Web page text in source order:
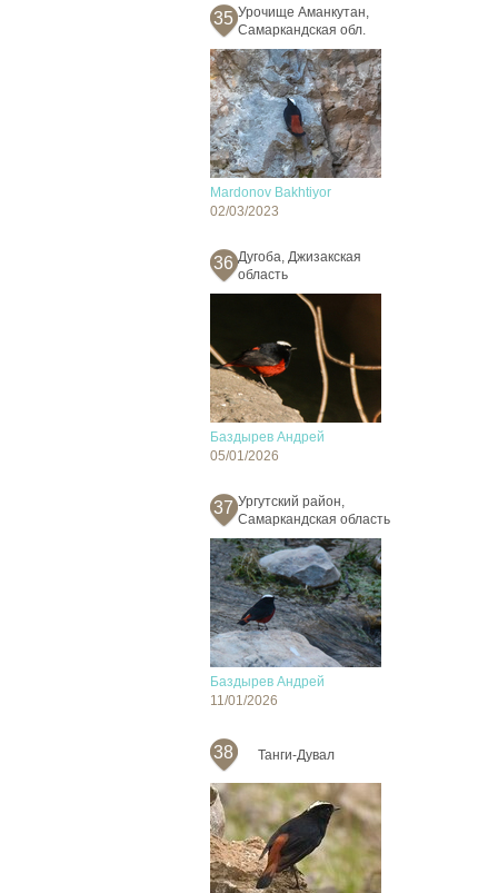
35 Урочище Аманкутан,
Самаркандская обл.
Mardonov Bakhtiyor
02/03/2023
36 Дугоба, Джизакская
область
Баздырев Андрей
05/01/2026
37 Ургутский район,
Самаркандская область
Баздырев Андрей
11/01/2026
38 Танги-Дувал